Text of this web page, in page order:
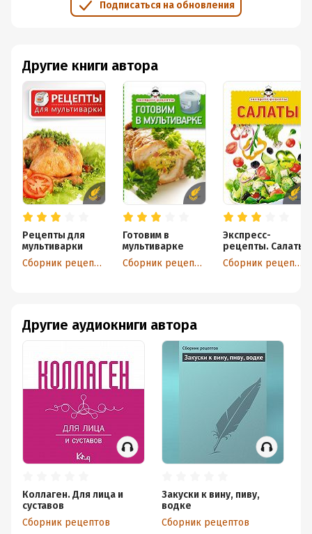
Подписаться на обновления
Другие книги автора
Рецепты для
мультиварки
Сборник рецептов
Готовим в
мультиварке
Сборник рецептов
Экспресс-
рецепты. Салаты
Сборник рецептов
Другие аудиокниги автора
Коллаген. Для лица и
суставов
Сборник рецептов
Закуски к вину, пиву,
водке
Сборник рецептов